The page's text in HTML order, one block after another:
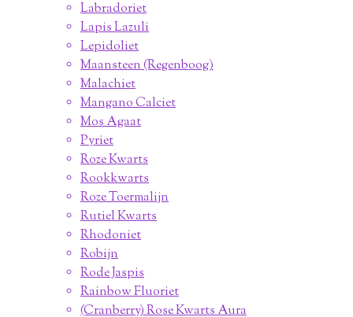
Labradoriet
Lapis Lazuli
Lepidoliet
Maansteen (Regenboog)
Malachiet
Mangano Calciet
Mos Agaat
Pyriet
Roze Kwarts
Rookkwarts
Roze Toermalijn
Rutiel Kwarts
Rhodoniet
Robijn
Rode Jaspis
Rainbow Fluoriet
(Cranberry) Rose Kwarts Aura